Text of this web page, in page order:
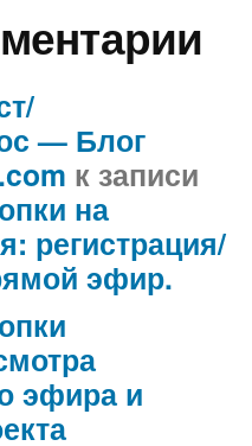
— Блог
к записи
на
регистрация/
эфир.
эфира и